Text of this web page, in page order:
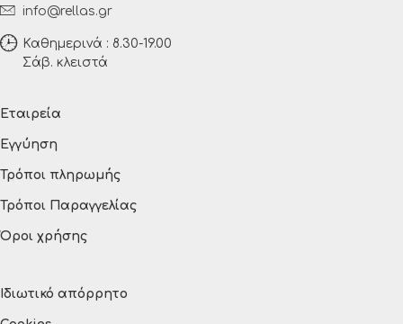
info@rellas.gr
Καθημερινά : 8.30-19.00
Σάβ. κλειστά
Εταιρεία
Εγγύηση
Τρόποι πληρωμής
Τρόποι Παραγγελίας
Όροι χρήσης
Ιδιωτικό απόρρητο